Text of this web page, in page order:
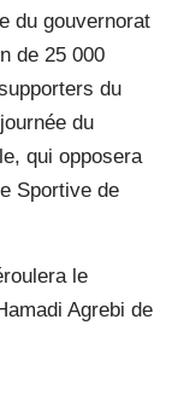
du gouvernorat
de 25 000
du
du
qui opposera
Sportive de
le
Agrebi de